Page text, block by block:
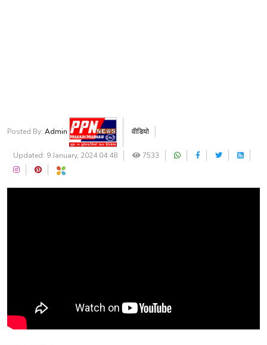
Posted By: Admin वीडियो
Updated: 9 January, 2024 04:48 7533